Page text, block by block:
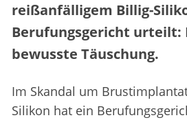
reißanfälligem Billig-
Berufungsgericht urteilt:
bewusste Täuschung.
Im Skandal um
Silikon hat ein